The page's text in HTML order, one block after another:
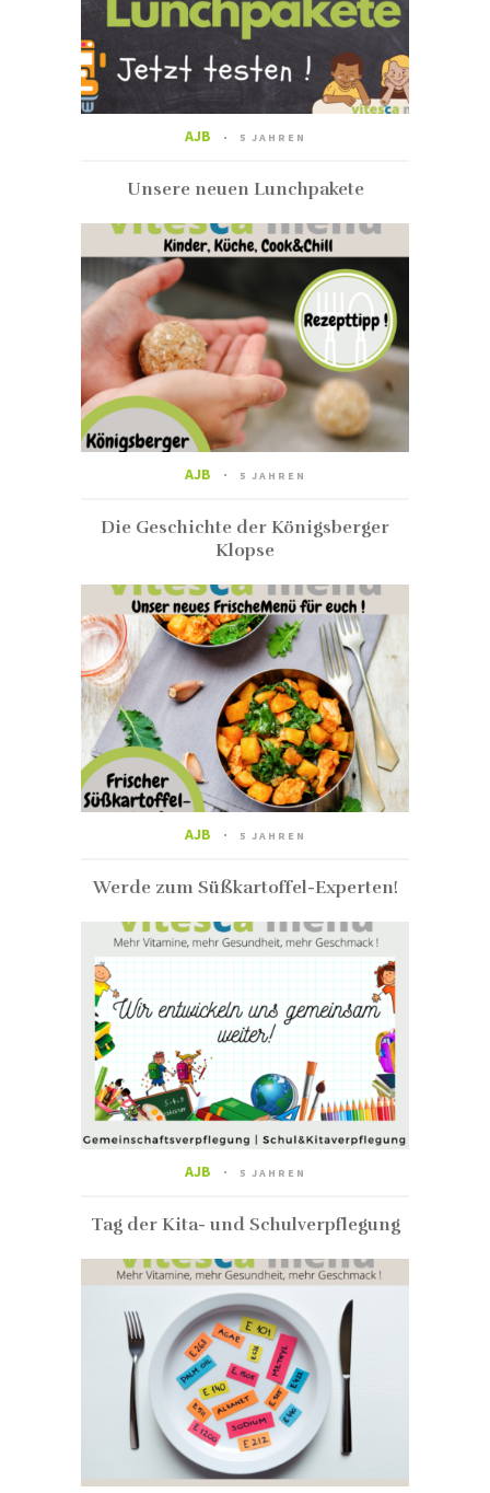
AJB 5 JAHREN
Unsere neuen Lunchpakete
AJB 5 JAHREN
Die Geschichte der Königsberger
Klopse
AJB 5 JAHREN
Werde zum Süßkartoffel-Experten!
AJB 5 JAHREN
Tag der Kita- und Schulverpflegung